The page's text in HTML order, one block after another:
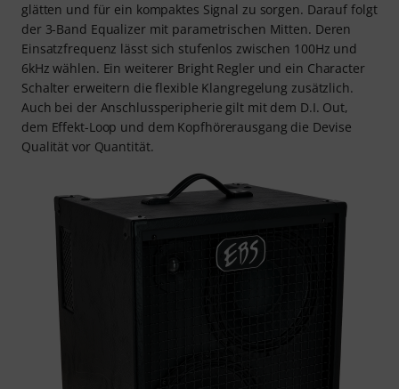
glätten und für ein kompaktes Signal zu sorgen. Darauf folgt
der 3-Band Equalizer mit parametrischen Mitten. Deren
Einsatzfrequenz lässt sich stufenlos zwischen 100Hz und
6kHz wählen. Ein weiterer Bright Regler und ein Character
Schalter erweitern die flexible Klangregelung zusätzlich.
Auch bei der Anschlussperipherie gilt mit dem D.I. Out,
dem Effekt-Loop und dem Kopfhörerausgang die Devise
Qualität vor Quantität.